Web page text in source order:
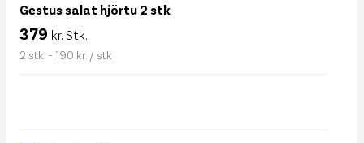
Gestus salat hjörtu 2 stk
379 kr. Stk.
2 stk. - 190 kr. / stk